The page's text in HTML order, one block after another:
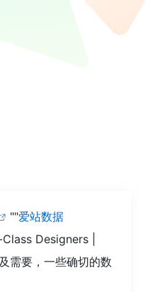
""爱站数据
Designers |
需要，一些确切的数